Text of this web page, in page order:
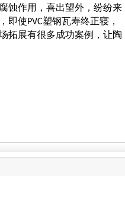
蚀作用，喜出望外，纷纷来
使PVC塑钢瓦寿终正寝，
拓展有很多成功案例，让陶